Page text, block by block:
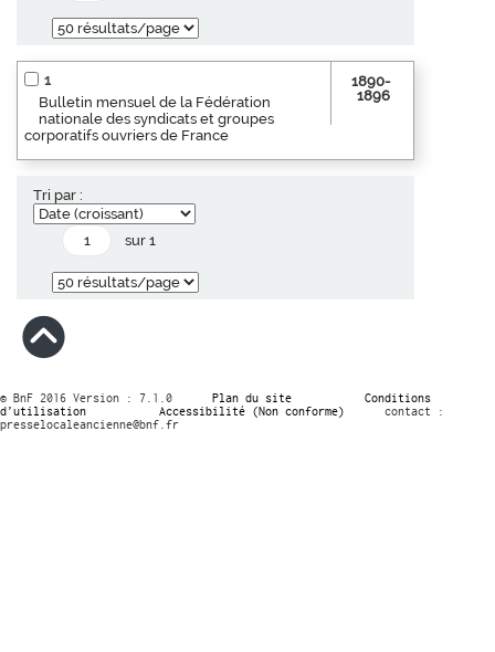
1
Bulletin mensuel de la Fédération
nationale des syndicats et groupes
corporatifs ouvriers de France
1890-
1896
Tri par :
sur 1
© BnF 2016 Version : 7.1.0 Plan du site
Conditions
d’utilisation
Accessibilité (Non conforme)
contact :
presselocaleancienne@bnf.fr